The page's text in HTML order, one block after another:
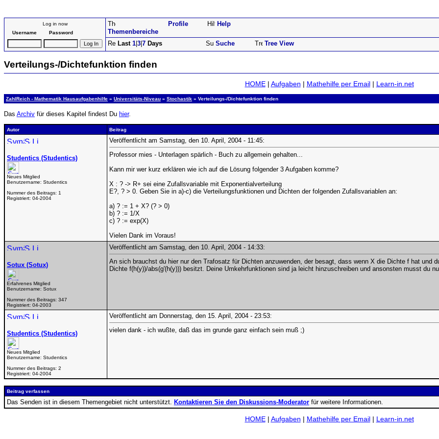
Log in now
Username
Password Themenbereiche
Profile Help
Last 1 3 7 Days Suche Tree View
Verteilungs-/Dichtefunktion finden
HOME| Aufgaben | Mathehilfe per Email| Learn-in.net
ZahlReich - Mathematik Hausaufgabenhilfe » Universitäts-Niveau » Stochastik » Verteilungs-/Dichtefunktion finden
Das Archiv für dieses Kapitel findest Du hier.
Autor Beitrag
Studentics (Studentics)
Neues Mitglied
Benutzername: Studentics
Nummer des Beitrags: 1
Registriert: 04-2004
Veröffentlicht am Samstag, den 10. April, 2004 - 11:45:
Professor mies - Unterlagen spärlich - Buch zu allgemein gehalten...
Kann mir wer kurz erklären wie ich auf die Lösung folgender 3 Aufgaben komme?
X : ? -> R+ sei eine Zufallsvariable mit Exponentialverteilung
E?, ? > 0. Geben Sie in a)-c) die Verteilungsfunktionen und Dichten der folgenden Zufallsvariablen an:
a) ? := 1 + X? (? > 0)
b) ? := 1/X
c) ? := exp(X)
Vielen Dank im Voraus!
Sotux (Sotux)
Erfahrenes Mitglied
Benutzername: Sotux
Nummer des Beitrags: 347
Registriert: 04-2003
Veröffentlicht am Samstag, den 10. April, 2004 - 14:33:
An sich brauchst du hier nur den Trafosatz für Dichten anzuwenden, der besagt, dass wenn X die Dichte f hat und
Dichte f(h(y))/abs(g'(h(y))) besitzt. Deine Umkehrfunktionen sind ja leicht hinzuschreiben und ansonsten musst du
Studentics (Studentics)
Neues Mitglied
Benutzername: Studentics
Nummer des Beitrags: 2
Registriert: 04-2004
Veröffentlicht am Donnerstag, den 15. April, 2004 - 23:53:
vielen dank - ich wußte, daß das im grunde ganz einfach sein muß ;)
Beitrag verfassen
Das Senden ist in diesem Themengebiet nicht unterstützt. Kontaktieren Sie den Diskussions-Moderator für weitere Informationen.
HOME| Aufgaben | Mathehilfe per Email| Learn-in.net